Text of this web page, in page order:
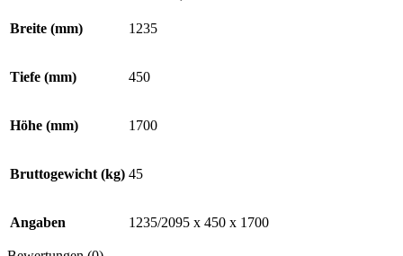
Breite (mm) 1235
Tiefe (mm) 450
Höhe (mm) 1700
Bruttogewicht (kg) 45
Angaben 1235/2095 x 450 x 1700